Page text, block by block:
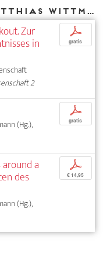
Weitere Texte von Matthias Wittmann bei DIAPHANES
Zur
in
2
p
gratis
(Hg.),
p
gratis
a
des
(Hg.),
p
€ 14,95